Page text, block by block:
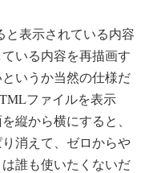
と表示されている内容
いる内容を再描画す
いうか当然の仕様だ
ファイルを表示
縦から横にすると、
消えて、ゼロからや
誰も使いたくないだ